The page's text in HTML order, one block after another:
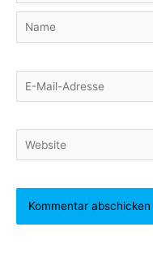
Name
E-
Mail-
Website